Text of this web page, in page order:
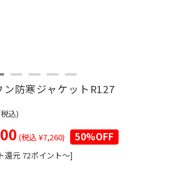
防寒ジャケットR127
込)
(税込 ¥7,260) 50%OFF
還元 72ポイント～]